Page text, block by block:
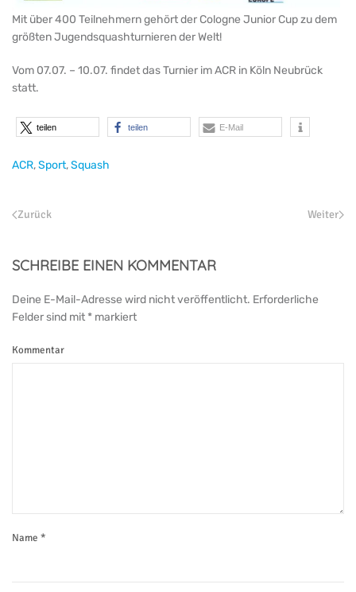
Mit über 400 Teilnehmern gehört der Cologne Junior Cup zu dem
größten Jugendsquashturnieren der Welt!
Vom 07.07. – 10.07. findet das Turnier im ACR in Köln Neubrück
statt.
teilen teilen E-Mail
ACR,Sport,Squash
Zurück Weiter
SCHREIBE EINEN KOMMENTAR
Deine E-Mail-Adresse wird nicht veröffentlicht. Erforderliche
Felder sind mit * markiert
Kommentar
Name *